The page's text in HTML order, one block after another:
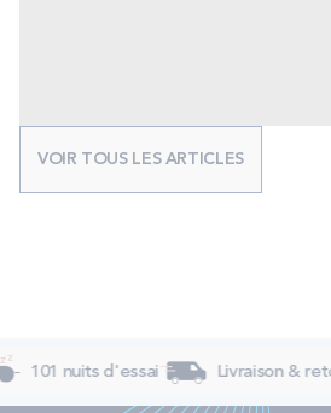
VOIR TOUS LES ARTICLES
101 nuits d'essai Livraison &